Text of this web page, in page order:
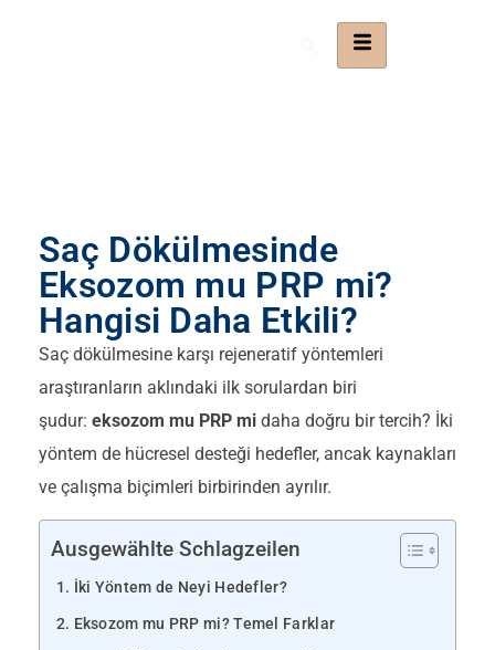
Saç Dökülmesinde
Eksozom mu PRP mi?
Hangisi Daha Etkili?
Saç dökülmesine karşı rejeneratif yöntemleri
araştıranların aklındaki ilk sorulardan biri
şudur: eksozom mu PRP mi daha doğru bir tercih? İki
yöntem de hücresel desteği hedefler, ancak kaynakları
ve çalışma biçimleri birbirinden ayrılır.
Ausgewählte Schlagzeilen
İki Yöntem de Neyi Hedefler?
Eksozom mu PRP mi? Temel Farklar